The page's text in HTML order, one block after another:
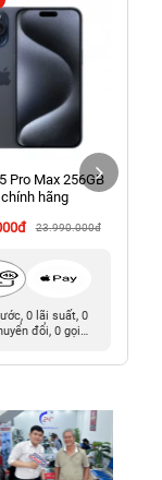
Thọ, TP. Thủ
Dương Cũ)
Minh (TP. Vũng
(Tân Bình
Pro Max 256GB
hãng
23.990.000đ
0 lãi suất, 0
đổi, 0 gọi